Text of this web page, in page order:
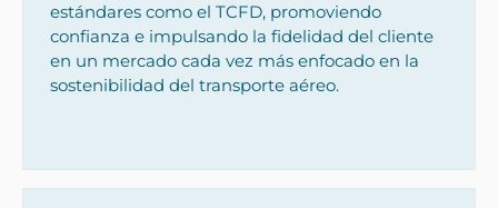
estándares como el TCFD, promoviendo
confianza e impulsando la fidelidad del cliente
en un mercado cada vez más enfocado en la
sostenibilidad del transporte aéreo.